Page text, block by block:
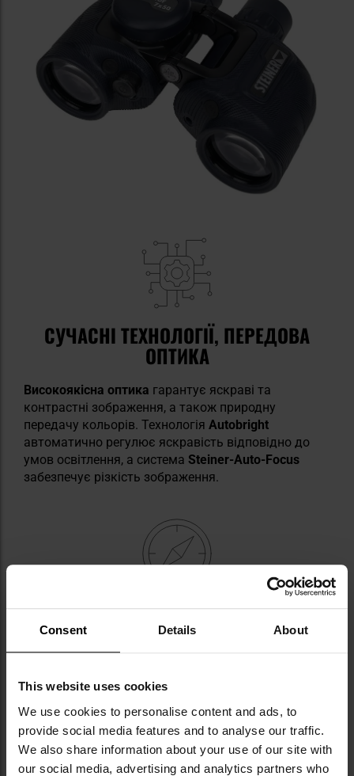
Consent Details About
This website uses cookies
We use cookies to personalise content and ads, to
provide social media features and to analyse our traffic.
We also share information about your use of our site with
our social media, advertising and analytics partners who
СУЧАСНІ ТЕХНОЛОГІЇ, ПЕРЕДОВА
ОПТИКА
Високоякісна оптика гарантує яскраві та
контрастні зображення, а також природну
передачу кольорів. Технологія Autobright
автоматично регулює яскравість відповідно до
умов освітлення, а система Steiner-Auto-Focus
забезпечує різкість зображення.
КОМПАС З ПІДСВІЧУВАННЯМ
Бінокль оснащений
зовні, не заважає спостереженню і наповнений